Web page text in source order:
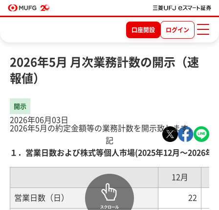
口座開設 ログイン
2026年5月 月次業務計数の開示（速
報値）
開示
2026年06月03日
2026年5月の約定金額等の業務計数を開示致します。
記
１．営業日数および株式等個人市場(2025年12月～2026年
12月
営業日数（日） 22